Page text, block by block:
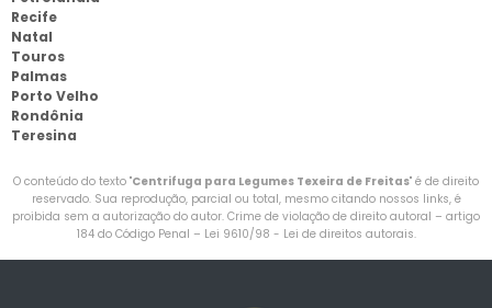
Recife
Natal
Touros
Palmas
Porto Velho
Rondônia
Teresina
O conteúdo do texto "Centrifuga para Legumes Texeira de Freitas" é de direito
reservado. Sua reprodução, parcial ou total, mesmo citando nossos links, é
proibida sem a autorização do autor. Crime de violação de direito autoral – artigo
184 do Código Penal – Lei 9610/98 - Lei de direitos autorais.